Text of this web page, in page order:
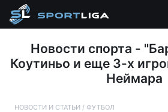
Новости спорта -
Коутиньо и еще 3-х
Неймара
НОВОСТИ И СТАТЬИ / ФУТБОЛ